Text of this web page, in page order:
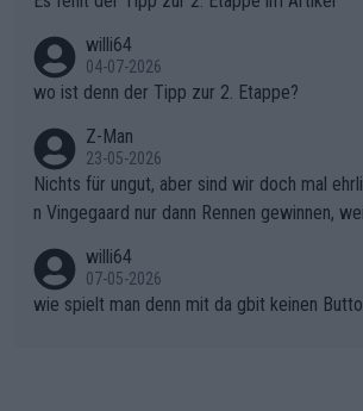
gibt. Diese Etappe wird sicher als der
unkt dieser Tour in die Geschichte eingehen.
einem harten Aufstieg einmal den Moment
onkurrentin die "zweite Luft" schenkt, ist der
g kaum noch zu reparieren.Vor uns liegt nun
ichtung Nizza. Niewiadoma hat
er SD Worx und Vollering müssen jetzt All-
n)
willi64
04-07-2026
wo ist denn der Tipp zur 2. Etappe?
Z-Man
23-05-2026
Nichts für ungut, aber sind wir doch mal
n Vingegaard nur dann Rennen gewinnen,
willi64
07-05-2026
wie spielt man denn mit da gbit keinen